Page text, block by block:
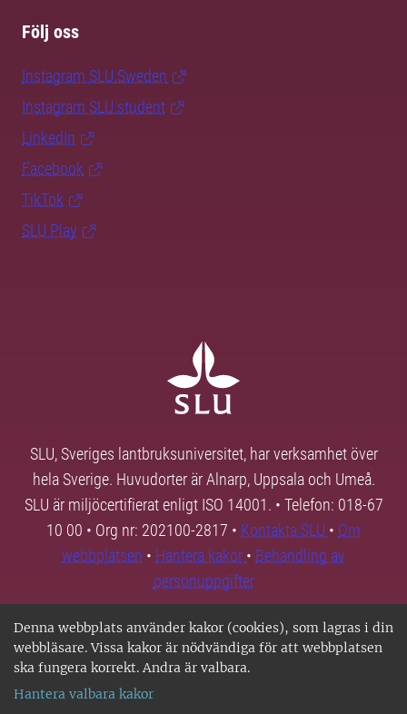
Denna webbplats använder kakor (cookies), som lagras i din
webbläsare. Vissa kakor är nödvändiga för att webbplatsen
ska fungera korrekt. Andra är valbara.
Hantera valbara kakor
Följ oss
Instagram SLU.Sweden
Instagram SLU.student
LinkedIn
Facebook
TikTok
SLU Play
SLU, Sveriges lantbruksuniversitet, har verksamhet över
hela Sverige. Huvudorter är Alnarp, Uppsala och Umeå.
SLU är miljöcertifierat enligt ISO 14001. • Telefon: 018-67
10 00 • Org nr: 202100-2817 • Kontakta SLU • Om
webbplatsen • Hantera kakor • Behandling av
personuppgifter